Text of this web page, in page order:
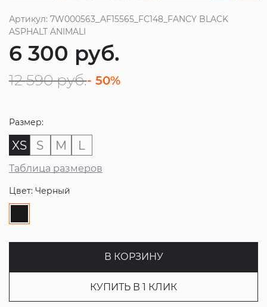
Артикул: 7W000563_AF15565_FC148_FANCY BLACK
ASPHALT ANIMALI
6 300 руб.
12 590 руб.- 50%
Размер:
XS S M L
Таблица размеров
Цвет: Черный
В КОРЗИНУ
КУПИТЬ В 1 КЛИК